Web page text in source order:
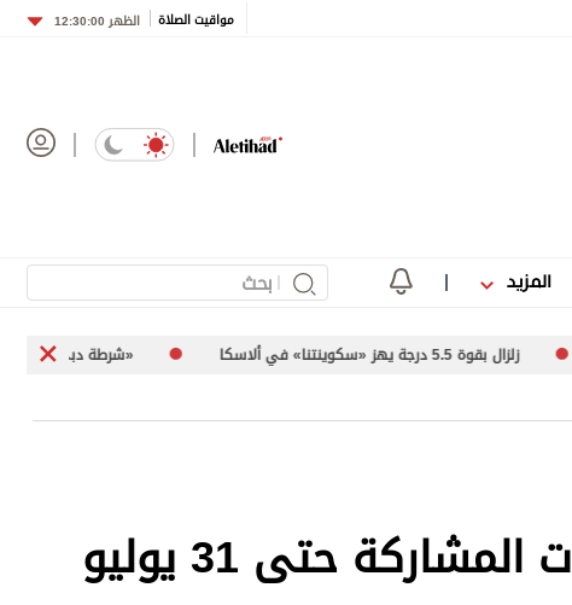
مواقيت الصلاة الظهر 12:30:00
المزيد
«شرطة دبي» تطلق مبادرة «Horizon X»
حتى 31 يوليو